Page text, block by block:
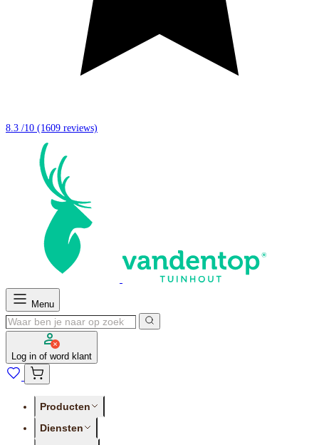
8.3 /10 (1609 reviews)
Menu
Log in of word klant
Producten
Diensten